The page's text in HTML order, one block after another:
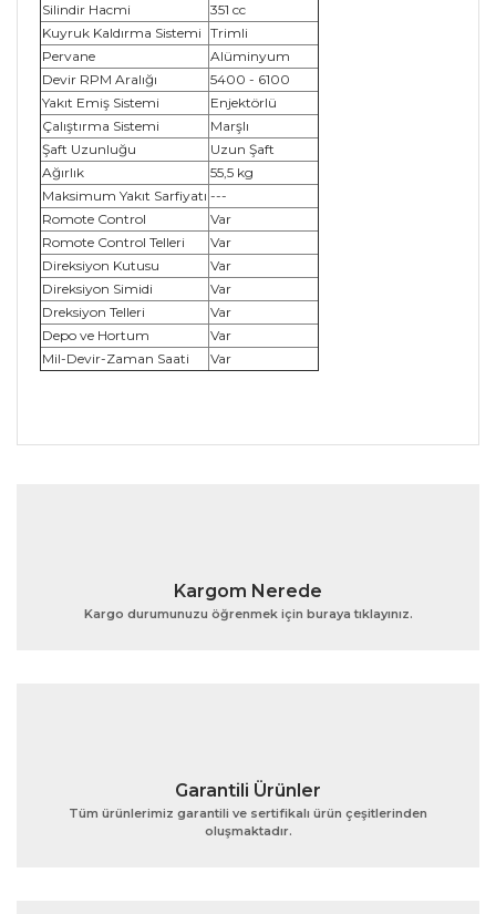
Silindir Hacmi
351 cc
Kuyruk Kaldırma Sistemi Trimli
Pervane
Alüminyum
Devir RPM Aralığı
5400 - 6100
Yakıt Emiş Sistemi
Enjektörlü
Çalıştırma Sistemi
Marşlı
Şaft Uzunluğu
Uzun Şaft
Ağırlık
55,5 kg
Maksimum Yakıt Sarfiyatı ---
Romote Control
Var
Romote Control Telleri
Var
Direksiyon Kutusu
Var
Direksiyon Simidi
Var
Dreksiyon Telleri
Var
Depo ve Hortum
Var
Mil-Devir-Zaman Saati
Var
Bu ürünün fiyat bilgisi, resim, ürün açıklamalarında ve
Ürün açıklamasında eksik bilgiler bulunuyor.
Gönder
Kargom Nerede
Kargo durumunuzu öğrenmek için buraya tıklayınız.
Garantili Ürünler
Tüm ürünlerimiz garantili ve sertifikalı ürün çeşitlerinden
oluşmaktadır.